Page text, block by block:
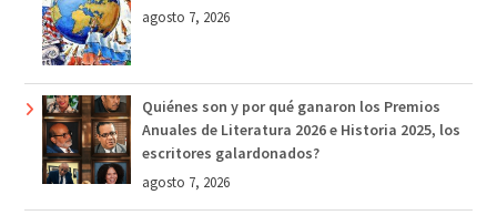
agosto 7, 2026
Quiénes son y por qué ganaron los Premios
Anuales de Literatura 2026 e Historia 2025, los
escritores galardonados?
agosto 7, 2026